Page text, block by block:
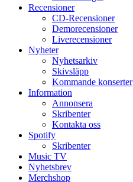
Recensioner
CD-Recensioner
Demorecensioner
Liverecensioner
Nyheter
Nyhetsarkiv
Skivsläpp
Kommande konserter
Information
Annonsera
Skribenter
Kontakta oss
Spotify
Skribenter
Music TV
Nyhetsbrev
Merchshop